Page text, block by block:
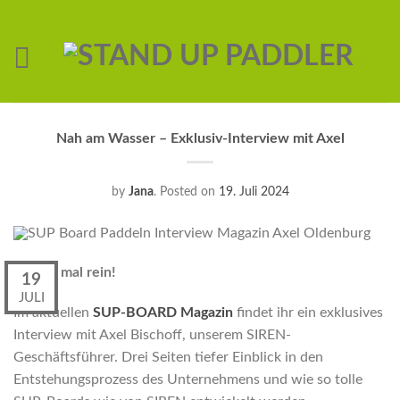
Nah am Wasser – Exklusiv-Interview mit Axel
by Jana.Posted on 19. Juli 2024
19
JULI
Schaut mal rein!
Im aktuellen SUP-BOARD Magazin findet ihr ein exklusives
Interview mit Axel Bischoff, unserem SIREN-
Geschäftsführer. Drei Seiten tiefer Einblick in den
Entstehungsprozess des Unternehmens und wie so tolle